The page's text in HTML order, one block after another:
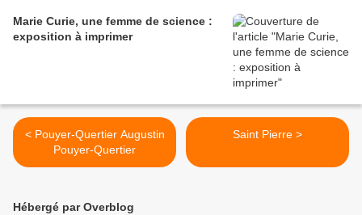
Marie Curie, une femme de science :
exposition à imprimer
< Pouyer-Quertier Augustin
Pouyer-Quertier
Saint Pierre >
Hébergé par Overblog